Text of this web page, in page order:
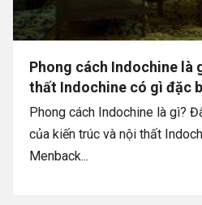
Phong cách Indochine là
thất Indochine có gì đặc
Phong cách Indochine là gì?
của kiến trúc và nội thất
Menback...